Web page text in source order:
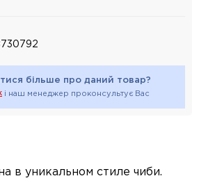
більше про даний товар?
і наш менеджер проконсультує Вас
в уникальном стиле чиби.